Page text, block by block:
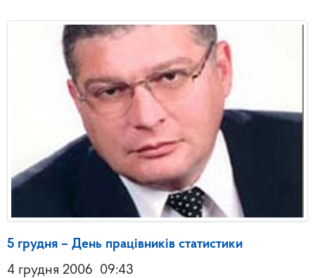
5 грудня – День працівників статистики
4 грудня 2006 09:43